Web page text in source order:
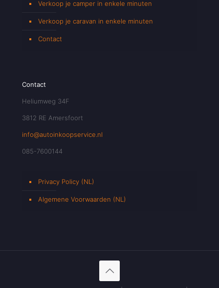
Verkoop je camper in enkele minuten
Verkoop je caravan in enkele minuten
Contact
Contact
Heliumweg 34F
3812 RE Amersfoort
info@autoinkoopservice.nl
085-7600144
Privacy Policy (NL)
Algemene Voorwaarden (NL)